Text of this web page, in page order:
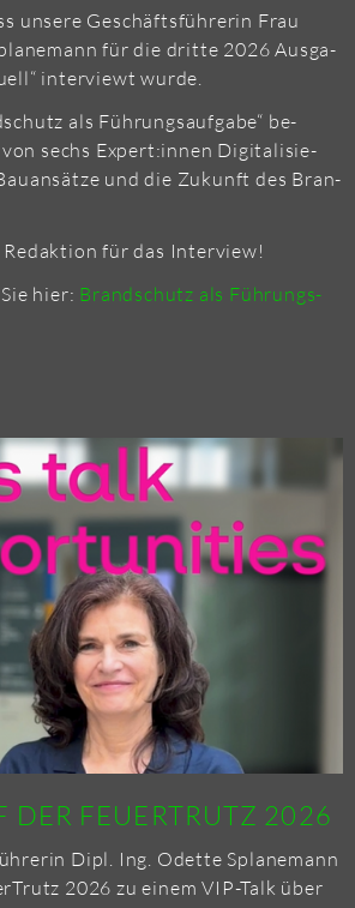
un­se­re Ge­schäfts­füh­re­rin Frau
für die drit­te 2026 Aus­ga­
in­ter­viewt wurde.
als Füh­rungs­auf­ga­be“ be­
sechs Ex­pert:innen Di­gi­ta­li­sie­
und die Zu­kunft des Bran­
für das In­ter­view!
hier: Brand­schutz als Füh­rungs­
DER FEU­ERT­RUTZ 2026
Dipl. Ing. Odet­te Spl­a­ne­mann
2026 zu einem VIP-Talk über